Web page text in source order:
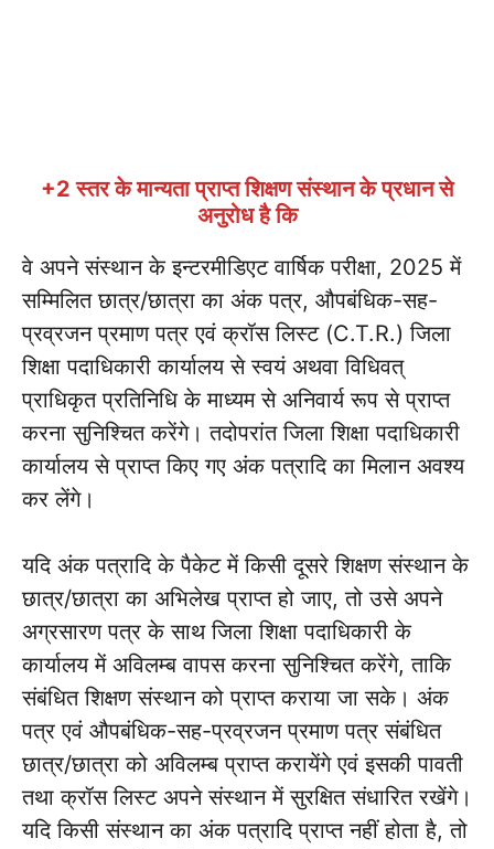
+2 स्तर के मान्यता प्राप्त शिक्षण संस्थान के प्रधान से
अनुरोध है कि
वे अपने संस्थान के इन्टरमीडिएट वार्षिक परीक्षा, 2025 में
सम्मिलित छात्र/छात्रा का अंक पत्र, औपबंधिक-सह-
प्रव्रजन प्रमाण पत्र एवं क्रॉस लिस्ट (C.T.R.) जिला
शिक्षा पदाधिकारी कार्यालय से स्वयं अथवा विधिवत्
प्राधिकृत प्रतिनिधि के माध्यम से अनिवार्य रूप से प्राप्त
करना सुनिश्चित करेंगे। तदोपरांत जिला शिक्षा पदाधिकारी
कार्यालय से प्राप्त किए गए अंक पत्रादि का मिलान अवश्य
कर लेंगे।
यदि अंक पत्रादि के पैकेट में किसी दूसरे शिक्षण संस्थान के
छात्र/छात्रा का अभिलेख प्राप्त हो जाए, तो उसे अपने
अग्रसारण पत्र के साथ जिला शिक्षा पदाधिकारी के
कार्यालय में अविलम्ब वापस करना सुनिश्चित करेंगे, ताकि
संबंधित शिक्षण संस्थान को प्राप्त कराया जा सके। अंक
पत्र एवं औपबंधिक-सह-प्रव्रजन प्रमाण पत्र संबंधित
छात्र/छात्रा को अविलम्ब प्राप्त करायेंगे एवं इसकी पावती
तथा क्रॉस लिस्ट अपने संस्थान में सुरक्षित संधारित रखेंगे।
यदि किसी संस्थान का अंक पत्रादि प्राप्त नहीं होता है, तो